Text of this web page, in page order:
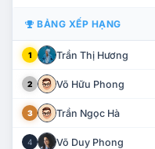
BẢNG XẾP HẠNG
1 Trần Thị Hương
2 Võ Hữu Phong
3 Trần Ngọc Hà
4 Võ Duy Phong